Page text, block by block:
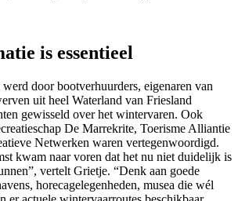
is essentieel
door bootverhuurders, eigenaren van
uit heel Waterland van Friesland
gewisseld over het wintervaren. Ook
De Marrekrite, Toerisme Alliantie
Netwerken waren vertegenwoordigd.
kwam naar voren dat het nu niet duidelijk is
vertelt Grietje. “Denk aan goede
horecagelegenheden, musea die wél